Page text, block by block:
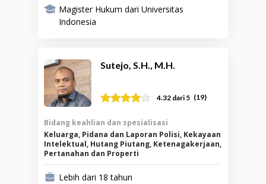
Magister Hukum dari Universitas
Indonesia
Sutejo, S.H., M.H.
4.32 dari 5 (19)
Bidang keahlian dan spesialisasi
Keluarga, Pidana dan Laporan Polisi, Kekayaan
Intelektual, Hutang Piutang, Ketenagakerjaan,
Pertanahan dan Properti
Lebih dari 18 tahun